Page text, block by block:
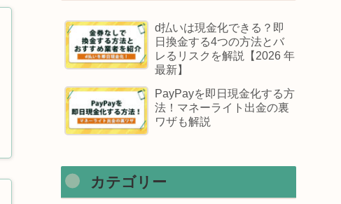
d払いは現金化できる？即
日換金する4つの方法とバ
レるリスクを解説【2026 年
最新】
PayPayを即日現金化する方
法！マネーライト出金の裏
ワザも解説
カテゴリー